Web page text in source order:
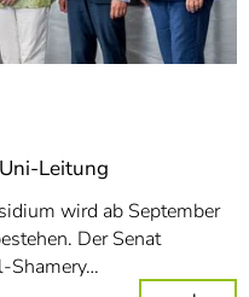
Leitung
wird ab September
Der Senat
Shamery…